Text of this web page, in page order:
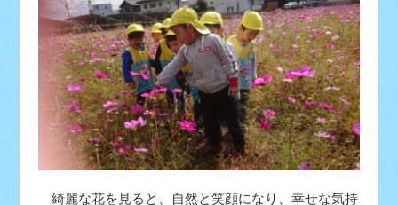
綺麗な花を見ると、自然と笑顔になり、幸せな気持